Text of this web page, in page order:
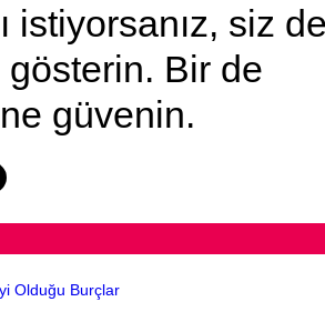
istiyorsanız, siz
gösterin. Bir de
güvenin.
Olduğu Burçlar